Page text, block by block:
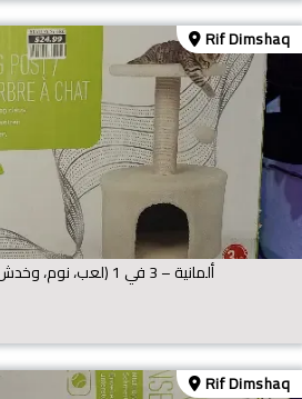
Rif Dimshaq
برج وخدّاشة قطط Zoofari ألمانية – 3 في 1 (لعب، نوم، وخدش)
Rif Dimshaq